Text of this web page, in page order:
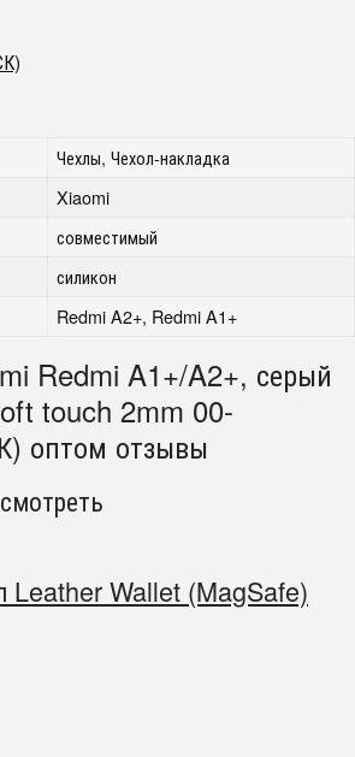
Чехлы, Чехол-накладка
Xiaomi
совместимый
силикон
Redmi A2+, Redmi A1+
Redmi A1+/A2+, серый
touch 2mm 00-
оптом отзывы
Leather Wallet (MagSafe)